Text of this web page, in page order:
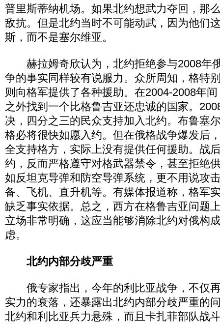
普里斯蒂纳机场。如果北约想武力夺回，那
敌抗。但是北约当时不可能动武，因为他们
斯，而不是塞尔维亚。
赫拉姆奇欣认为，北约拒绝参与2008年
争的事实同样较有说服力。众所周知，格特
则向格军提供了各种援助。在2004-2008年
之外找到一个比格鲁吉亚还忠诚的国家。
决，四分之三的民众支持加入北约。布鲁塞
格必将很快如愿入约。但在俄格战争爆发后
全支持格方，实际上没有提供任何援助。战
约，反而严格遵守对格武器禁令，甚至拒绝
如反坦克导弹和防空导弹系统，更不用说攻
备、飞机、直升机等。有媒体报道称，格军
缺乏事实依据。总之，西方在格鲁吉亚问题
立场非常明确，这应当能够消除北约对俄构
虑。
北约内部分歧严重
俄专家指出，今年的利比亚战争，不仅
实力的衰落，还暴露出北约内部分歧严重的
北约和利比亚兵力悬殊，而且卡扎菲部队战